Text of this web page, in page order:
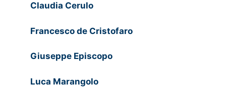
Claudia Cerulo
Francesco de Cristofaro
Giuseppe Episcopo
Luca Marangolo